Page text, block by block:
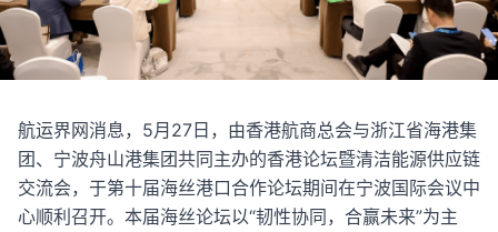
航运界网消息，5月27日，由香港航商总会与浙江省海港集
团、宁波舟山港集团共同主办的香港论坛暨清洁能源供应链
交流会，于第十届海丝港口合作论坛期间在宁波国际会议中
心顺利召开。本届海丝论坛以“韧性协同，合赢未来”为主